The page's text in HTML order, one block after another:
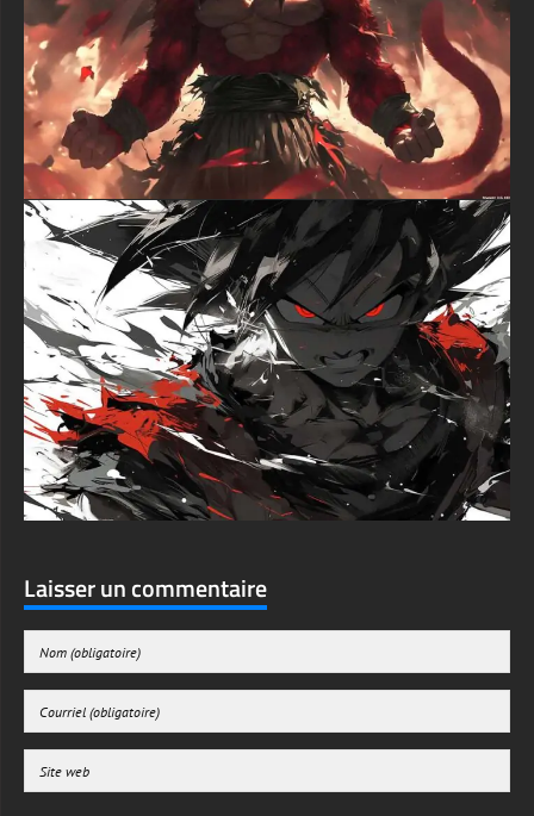
Laisser un commentaire
Enregistrer mon nom, mon e-mail et mon site web dans le navigateur pour mon
prochain commentaire.